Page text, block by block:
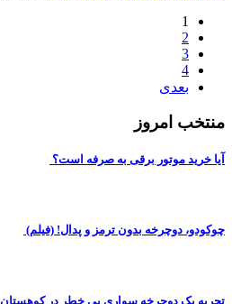
1
2
3
4
بعدی
منتخب امروز
آیا خرید موتور برقی به صرفه است؟
چوکودو، دوچرخه بدون ترمز و پدال! (فیلم)
تجربه یک دوچرخه سواری بی خطر در کوهستان